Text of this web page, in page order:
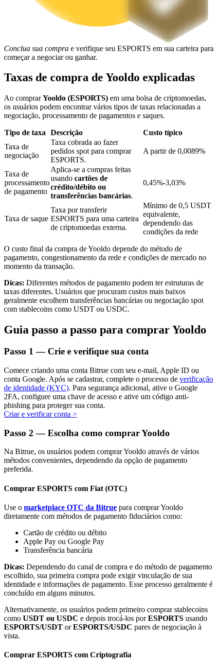
Investimentos exclusivos para titulares de BTR
Empréstimos
Serviço de empréstimo apoiado por criptografia
Investimento Automático
Obtenha lucro a longo prazo e interesses flexíveis
Aprenda a apostar
Aprenda como ganhar renda passiva
Bitrue
AI
Parceiros Bitrue
Afiliados Bitrue
Até 65% de comissões!
Conclua sua compra e verifique seu ESPORTS em sua carteira para
começar a negociar ou ganhar.
Taxas de compra de Yooldo explicadas
Ao comprarYooldo (ESPORTS) em uma bolsa de criptomoedas,
os usuários podem encontrar vários tipos de taxas relacionadas a
negociação, processamento de pagamentos e saques.
Tipo de taxa Descrição
Custo típico
Taxa de
negociação
Taxa cobrada ao fazer
pedidos spot para comprar
ESPORTS.
A partir de 0,0089%
Taxa de
processamento
de pagamento
Aplica-se a compras feitas
usando cartões de
crédito/débito ou
transferências bancárias.
0,45%-3,03%
Taxa de saque
Taxa por transferir
ESPORTS para uma carteira
de criptomoedas externa.
Mínimo de 0,5 USDT
equivalente,
dependendo das
condições da rede
O custo final da compra de Yooldo depende do método de
pagamento, congestionamento da rede e condições de mercado no
momento da transação.
Dicas: Diferentes métodos de pagamento podem ter estruturas de
taxas diferentes. Usuários que procuram custos mais baixos
geralmente escolhem transferências bancárias ou negociação spot
com stablecoins como USDT ou USDC.
Guia passo a passo para comprar Yooldo
Passo 1 — Crie e verifique sua conta
Comece criando uma conta Bitrue com seu e-mail, Apple ID ou
conta Google. Após se cadastrar, complete o processo de verificação
de identidade (KYC). Para segurança adicional, ative o Google
2FA, configure uma chave de acesso e ative um código anti-
phishing para proteger sua conta.
Criar e verificar conta >
Passo 2 — Escolha como comprar Yooldo
Na Bitrue, os usuários podem comprar Yooldo através de vários
métodos convenientes, dependendo da opção de pagamento
preferida.
Comprar ESPORTS com Fiat (OTC)
Use o marketplace OTC da Bitrue para comprar Yooldo
diretamente com métodos de pagamento fiduciários como:
Cartão de crédito ou débito
Apple Pay ou Google Pay
Transferência bancária
Dicas: Dependendo do canal de compra e do método de pagamento
escolhido, sua primeira compra pode exigir vinculação de sua
identidade e informações de pagamento. Esse processo geralmente é
concluído em alguns minutos.
Alternativamente, os usuários podem primeiro comprar stablecoins
como USDT ou USDC e depois trocá-los porESPORTS usando
ESPORTS/USDT orESPORTS/USDC pares de negociação à
vista.
Comprar ESPORTS com Criptografia